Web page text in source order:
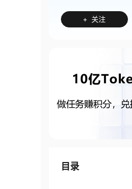
+ 关注
目录